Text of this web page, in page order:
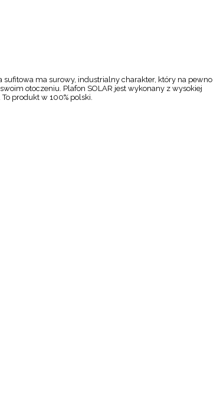
ma surowy, industrialny charakter, który na pewno
otoczeniu. Plafon SOLAR jest wykonany z wysokiej
produkt w 100% polski.